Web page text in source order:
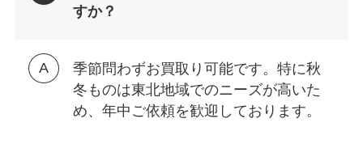
すか？
季節問わずお買取り可能です。特に秋
冬ものは東北地域でのニーズが高いた
め、年中ご依頼を歓迎しております。